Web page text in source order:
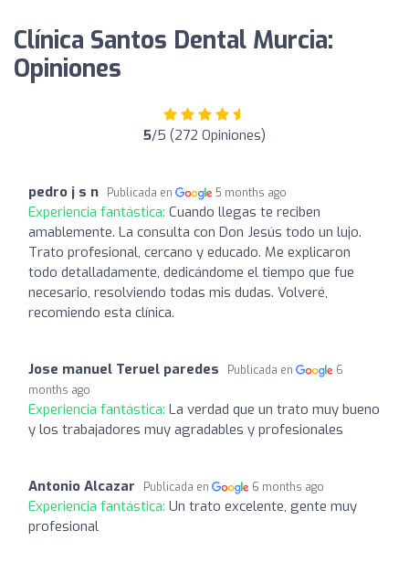
Clínica Santos Dental Murcia:
Opiniones
5/5 (272 Opiniones)
pedro j s n Publicada en 5 months ago
Experiencia fantástica: Cuando llegas te reciben
amablemente. La consulta con Don Jesús todo un lujo.
Trato profesional, cercano y educado. Me explicaron
todo detalladamente, dedicándome el tiempo que fue
necesario, resolviendo todas mis dudas. Volveré,
recomiendo esta clínica.
Jose manuel Teruel paredes Publicada en
6
months ago
Experiencia fantástica: La verdad que un trato muy bueno
y los trabajadores muy agradables y profesionales
Antonio Alcazar Publicada en 6 months ago
Experiencia fantástica: Un trato excelente, gente muy
profesional